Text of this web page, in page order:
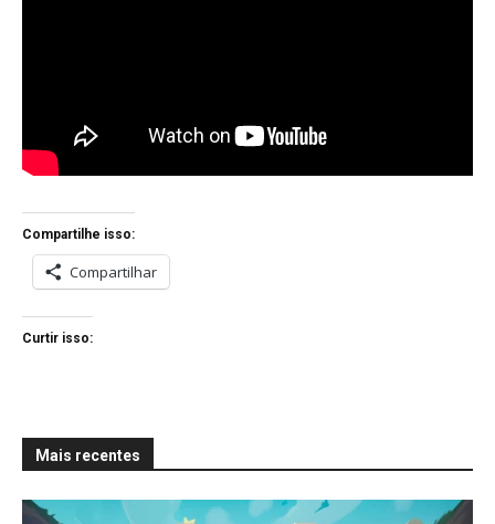
Compartilhe isso:
Compartilhar
Curtir isso:
Mais recentes